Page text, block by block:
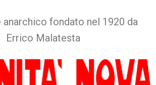
anarchico fondato nel 1920 da
Errico Malatesta